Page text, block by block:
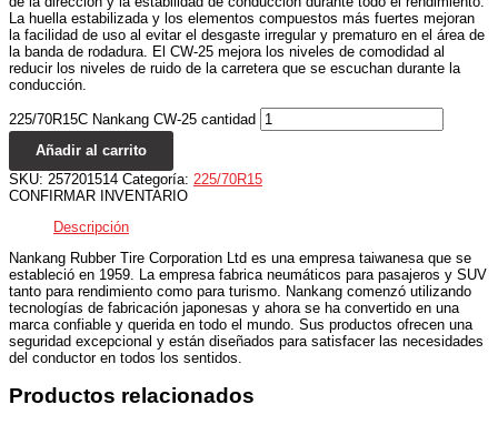
La huella estabilizada y los elementos compuestos más fuertes mejoran
la facilidad de uso al evitar el desgaste irregular y prematuro en el área de
la banda de rodadura. El CW-25 mejora los niveles de comodidad al
reducir los niveles de ruido de la carretera que se escuchan durante la
conducción.
225/70R15C Nankang CW-25 cantidad
Añadir al carrito
SKU: 257201514 Categoría: 225/70R15
CONFIRMAR INVENTARIO
Descripción
Nankang Rubber Tire Corporation Ltd es una empresa taiwanesa que se
estableció en 1959. La empresa fabrica neumáticos para pasajeros y SUV
tanto para rendimiento como para turismo. Nankang comenzó utilizando
tecnologías de fabricación japonesas y ahora se ha convertido en una
marca confiable y querida en todo el mundo. Sus productos ofrecen una
seguridad excepcional y están diseñados para satisfacer las necesidades
del conductor en todos los sentidos.
Productos relacionados